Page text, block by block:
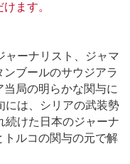
ます。
ーナリスト、ジャマ
ブールのサウジアラ
局の明らかな関与に
には、シリアの武装勢
続けた日本のジャーナ
トルコの関与の元で解